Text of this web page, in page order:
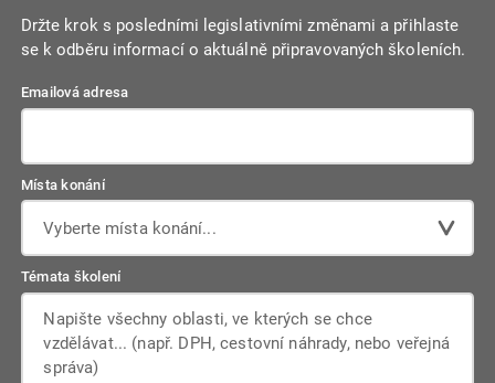
Držte krok s posledními legislativními změnami a přihlaste
se k odběru informací o aktuálně připravovaných školeních.
Emailová adresa
Místa konání
Vyberte místa konání...
Témata školení